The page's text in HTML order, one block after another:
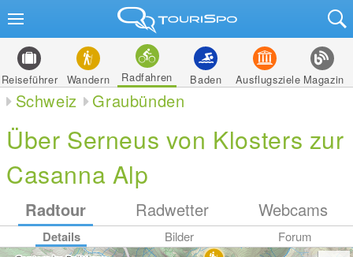
Reiseführer Wandern Radfahren Baden Ausflugsziele Magazin
Schweiz Graubünden
Über Serneus von Klosters zur
Casanna Alp
Radtour Radwetter Webcams
Details Bilder Forum